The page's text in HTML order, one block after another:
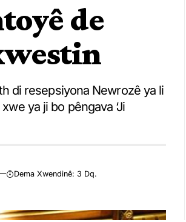
de
di resepsiyona Newrozê ya li
ya ji bo pêngava ‘Ji
Dema Xwendinê: 3 Dq.